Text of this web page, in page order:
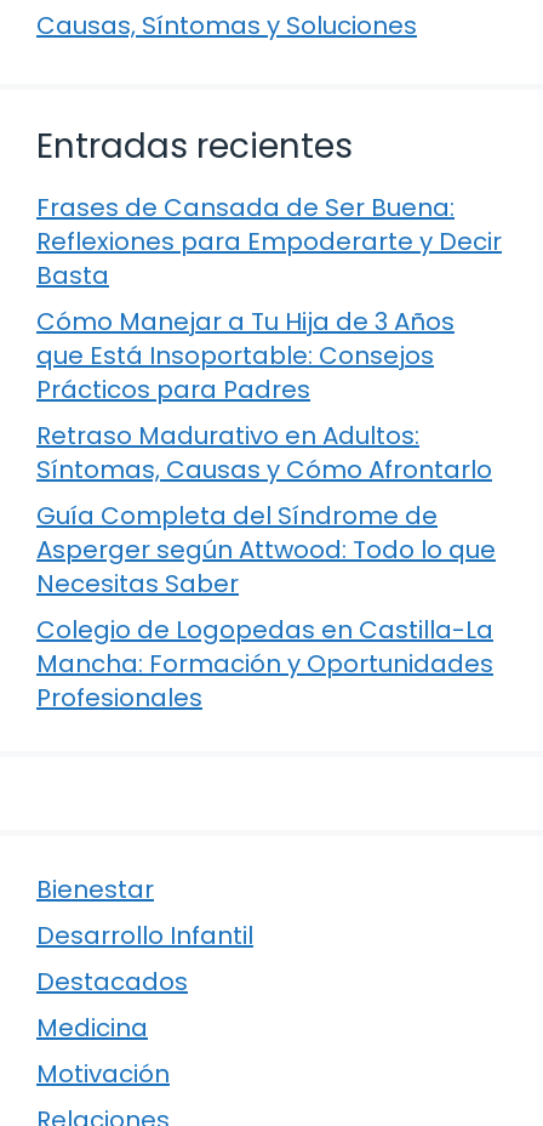
Causas, Síntomas y Soluciones
Entradas recientes
Frases de Cansada de Ser Buena:
Reflexiones para Empoderarte y Decir
Basta
Cómo Manejar a Tu Hija de 3 Años
que Está Insoportable: Consejos
Prácticos para Padres
Retraso Madurativo en Adultos:
Síntomas, Causas y Cómo Afrontarlo
Guía Completa del Síndrome de
Asperger según Attwood: Todo lo que
Necesitas Saber
Colegio de Logopedas en Castilla-La
Mancha: Formación y Oportunidades
Profesionales
Bienestar
Desarrollo Infantil
Destacados
Medicina
Motivación